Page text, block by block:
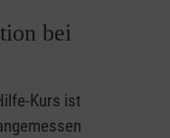
bei
Kurs ist